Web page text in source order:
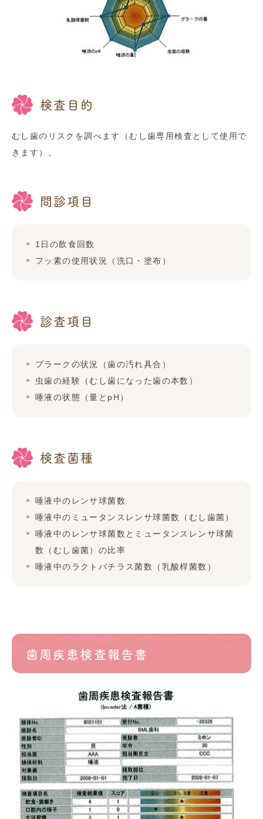
検査目的
むし歯のリスクを調べます（むし歯専用検査として使用で
きます）。
問診項目
1日の飲食回数
フッ素の使用状況（洗口・塗布）
診査項目
プラークの状況（歯の汚れ具合）
虫歯の経験（むし歯になった歯の本数）
唾液の状態（量とpH）
検査菌種
唾液中のレンサ球菌数
唾液中のミュータンスレンサ球菌数（むし歯菌）
唾液中のレンサ球菌数とミュータンスレンサ球菌
数（むし歯菌）の比率
唾液中のラクトバチラス菌数（乳酸桿菌数）
歯周疾患検査報告書